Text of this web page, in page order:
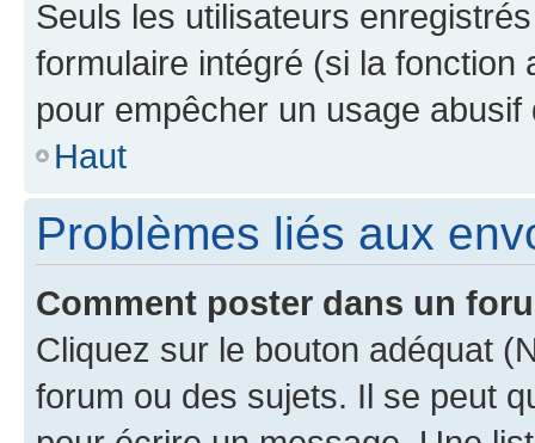
Seuls les utilisateurs
formulaire intégré (si la fonction
pour empêcher un usage
Haut
Problèmes liés aux
Comment poster dans un
Cliquez sur le bouton adéquat
forum ou des sujets. Il se peut